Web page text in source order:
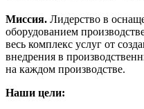
Миссия. Лидерство в
оборудованием
весь комплекс услуг от
внедрения в
на каждом производстве.
Наши цели: